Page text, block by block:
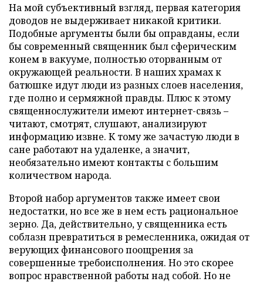
На мой субъективный взгляд, первая категория
доводов не выдерживает никакой критики.
Подобные аргументы были бы оправданы, если
бы современный священник был сферическим
конем в вакууме, полностью оторванным от
окружающей реальности. В наших храмах к
батюшке идут люди из разных слоев населения,
где полно и сермяжной правды. Плюс к этому
священнослужители имеют интернет-связь –
читают, смотрят, слушают, анализируют
информацию извне. К тому же зачастую люди в
сане работают на удаленке, а значит,
необязательно имеют контакты с большим
количеством народа.
Второй набор аргументов также имеет свои
недостатки, но все же в нем есть рациональное
зерно. Да, действительно, у священника есть
соблазн превратиться в ремесленника, ожидая от
верующих финансового поощрения за
совершенные требоисполнения. Но это скорее
вопрос нравственной работы над собой. Но не